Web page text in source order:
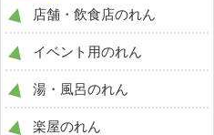
店舗・飲食店のれん
イベント用のれん
湯・風呂のれん
楽屋のれん